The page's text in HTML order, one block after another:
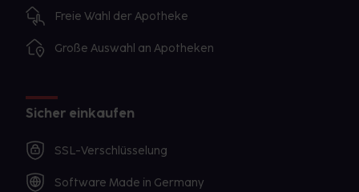
Freie Wahl der Apotheke
Große Auswahl an Apotheken
Sicher einkaufen
SSL-Verschlüsselung
Software Made in Germany